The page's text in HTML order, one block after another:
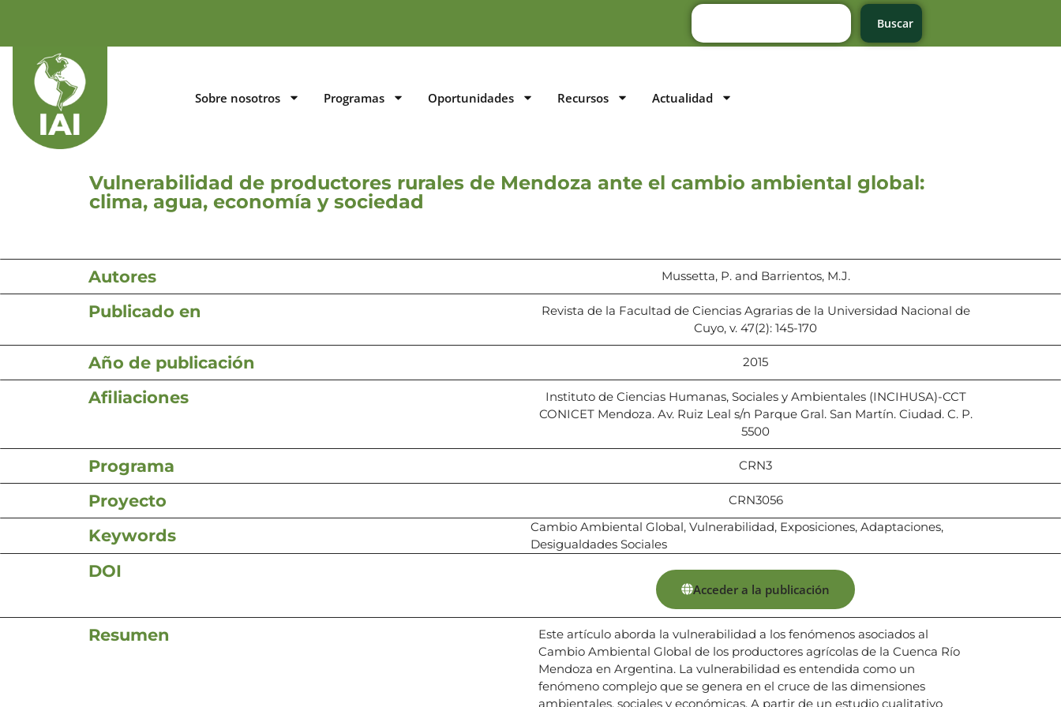
Buscar
Sobre nosotros Programas Oportunidades Recursos Actualidad
Vulnerabilidad de productores rurales de Mendoza ante el cambio ambiental global:
clima, agua, economía y sociedad
Autores Mussetta, P. and Barrientos, M.J.
Publicado en
Revista de la Facultad de Ciencias Agrarias de la Universidad Nacional de
Cuyo, v. 47(2): 145-170
Año de publicación 2015
Afiliaciones
Instituto de Ciencias Humanas, Sociales y Ambientales (INCIHUSA)-CCT
CONICET Mendoza. Av. Ruiz Leal s/n Parque Gral. San Martín. Ciudad. C. P.
5500
Programa CRN3
Proyecto CRN3056
Keywords
Cambio Ambiental Global, Vulnerabilidad, Exposiciones, Adaptaciones,
Desigualdades Sociales
DOI
Acceder a la publicación
Resumen
Este artículo aborda la vulnerabilidad a los fenómenos asociados al
Cambio Ambiental Global de los productores agrícolas de la Cuenca Río
Mendoza en Argentina. La vulnerabilidad es entendida como un
fenómeno complejo que se genera en el cruce de las dimensiones
ambientales, sociales y económicas. A partir de un estudio cualitativo